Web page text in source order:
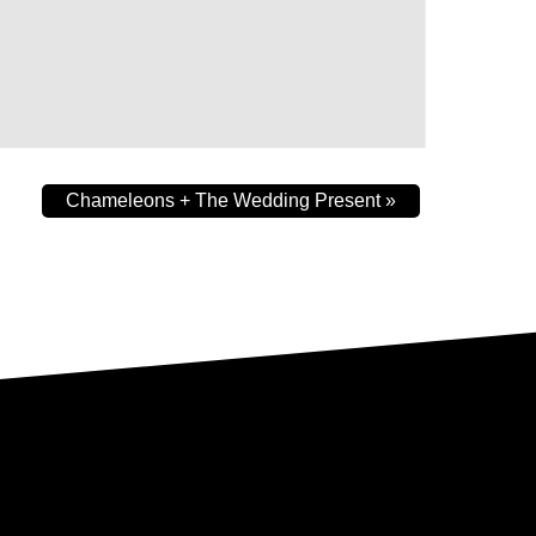
Chameleons + The Wedding Present»